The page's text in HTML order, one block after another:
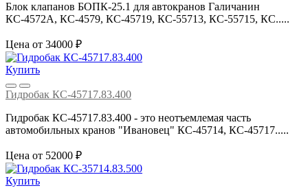
Блок клапанов БОПК-25.1 для автокранов Галичанин
КС-4572А, КС-4579, КС-45719, КС-55713, КС-55715, КС.....
Цена от 34000 ₽
Купить
Гидробак КС-45717.83.400
Гидробак КС-45717.83.400 - это неотъемлемая часть
автомобильных кранов "Ивановец" КС-45714, КС-45717.....
Цена от 52000 ₽
Купить